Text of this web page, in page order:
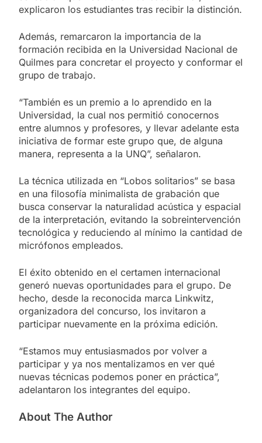
explicaron los estudiantes tras recibir la distinción.
Además, remarcaron la importancia de la
formación recibida en la Universidad Nacional de
Quilmes para concretar el proyecto y conformar el
grupo de trabajo.
“También es un premio a lo aprendido en la
Universidad, la cual nos permitió conocernos
entre alumnos y profesores, y llevar adelante esta
iniciativa de formar este grupo que, de alguna
manera, representa a la UNQ”, señalaron.
La técnica utilizada en “Lobos solitarios” se basa
en una filosofía minimalista de grabación que
busca conservar la naturalidad acústica y espacial
de la interpretación, evitando la sobreintervención
tecnológica y reduciendo al mínimo la cantidad de
micrófonos empleados.
El éxito obtenido en el certamen internacional
generó nuevas oportunidades para el grupo. De
hecho, desde la reconocida marca Linkwitz,
organizadora del concurso, los invitaron a
participar nuevamente en la próxima edición.
“Estamos muy entusiasmados por volver a
participar y ya nos mentalizamos en ver qué
nuevas técnicas podemos poner en práctica”,
adelantaron los integrantes del equipo.
About The Author